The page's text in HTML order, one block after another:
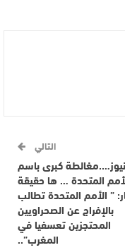
التالي
كبرى باسم
المتحدة … ها حقيقة
” الأمم المتحدة تطالب
بالإفراج عن الصحراويين
المحتجزين تعسفيا في
المغرب”..